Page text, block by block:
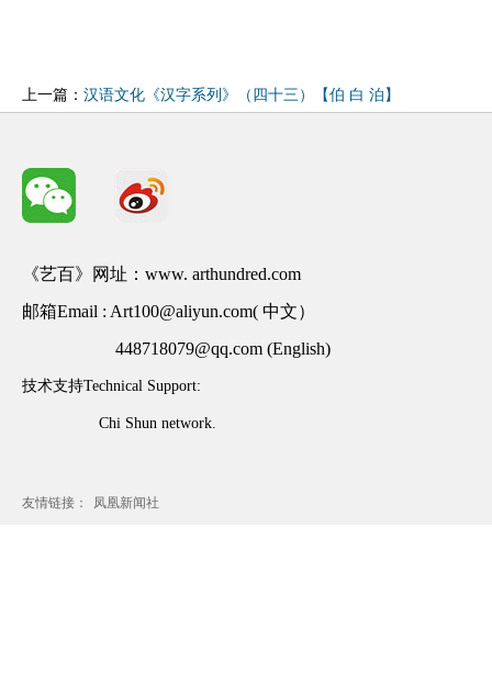
上一篇： 汉语文化《汉字系列》（四十三）【伯 白 泊】
《艺百》网址：www. arthundred.com
邮箱Email : Art100@aliyun.com( 中文）
448718079@qq.com (English)
技术支持Technical Support:
Chi Shun network.
友情链接： 凤凰新闻社